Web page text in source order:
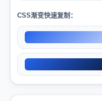
CSS渐变快速复制：